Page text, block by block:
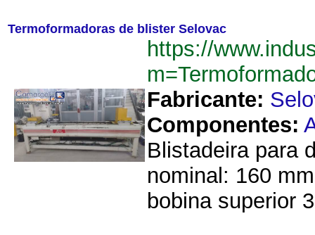
Termoformadoras de blister Selovac
https://
Fabricante:
Componentes:
Blistadeira para
nominal: 160
bobina superior